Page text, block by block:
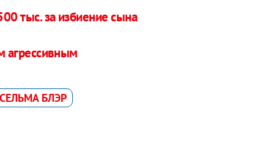
тыс. за избиение сына
СЕЛЬМА БЛЭР